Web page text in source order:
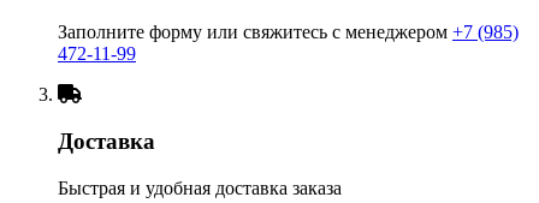
Заполните форму или свяжитесь с менеджером +7 (985)
472-11-99
Доставка
Быстрая и удобная доставка заказа